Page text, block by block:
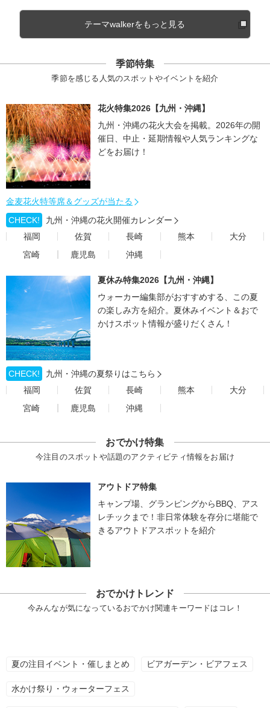
テーマwalkerをもっと見る
季節特集
季節を感じる人気のスポットやイベントを紹介
花火特集2026【九州・沖縄】
九州・沖縄の花火大会を掲載。2026年の開
催日、中止・延期情報や人気ランキングな
どをお届け！
金麦花火特等席＆グッズが当たる
CHECK!
九州・沖縄の花火開催カレンダー
福岡
佐賀 長崎 熊本
大分
宮崎
鹿児島 沖縄
夏休み特集2026【九州・沖縄】
ウォーカー編集部がおすすめする、この夏
の楽しみ方を紹介。夏休みイベント＆おで
かけスポット情報が盛りだくさん！
CHECK!
九州・沖縄の夏祭りはこちら
福岡
佐賀 長崎 熊本
大分
宮崎
鹿児島 沖縄
おでかけ特集
今注目のスポットや話題のアクティビティ情報をお届け
アウトドア特集
キャンプ場、グランピングからBBQ、アス
レチックまで！非日常体験を存分に堪能で
きるアウトドアスポットを紹介
おでかけトレンド
今みんなが気になっているおでかけ関連キーワードはコレ！
夏の注目イベント・催しまとめ ビアガーデン・ビアフェス
水かけ祭り・ウォーターフェス